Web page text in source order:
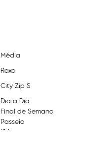
Média
Roxo
City Zip S
Dia a Dia
Final de Semana
Passeio
13 L